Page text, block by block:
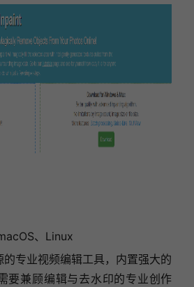
、Linux
专业视频编辑工具，内置强大的
要兼顾编辑与去水印的专业创作